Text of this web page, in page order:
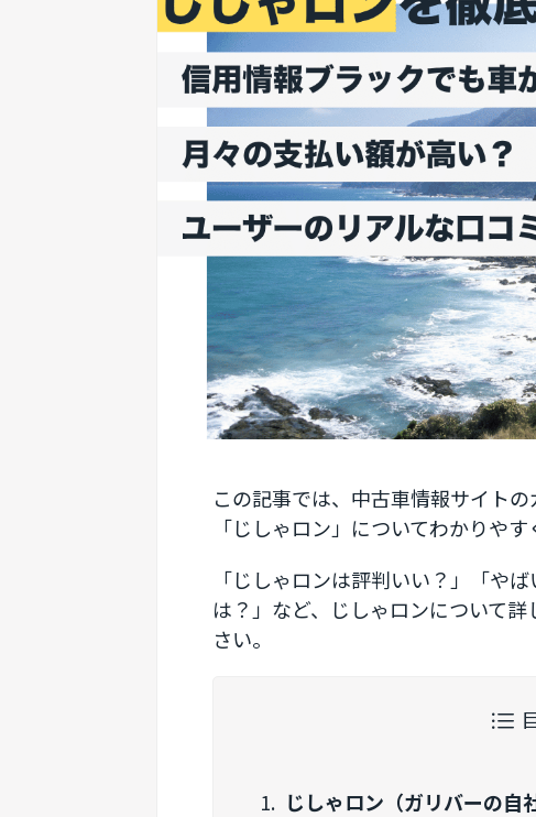
この記事では、中古車情報サイト
「じしゃロン」についてわかりやす
「じしゃロンは評判いい？」「や
は？」など、じしゃロンについて
さい。
じしゃロン（ガリバーの自